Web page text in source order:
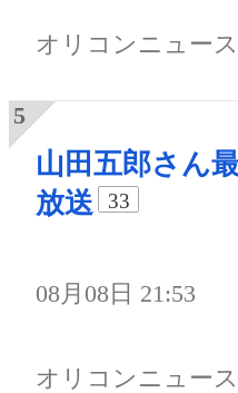
オリコンニュース
山田五郎さん
放送
33
08月08日 21:53
オリコンニュース